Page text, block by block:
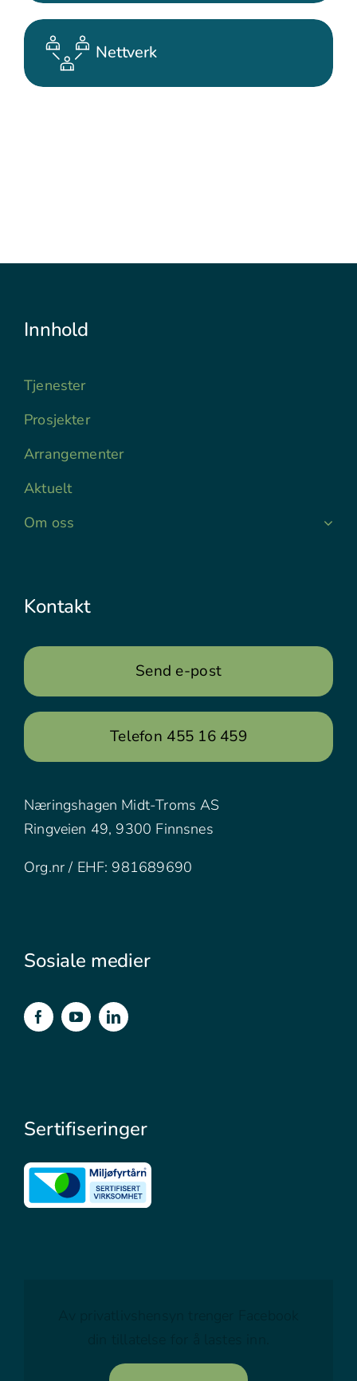
Nettverk
Innhold
Tjenester
Prosjekter
Arrangementer
Aktuelt
Om oss
Kontakt
Send e-post
Telefon 455 16 459
Næringshagen Midt-Troms AS
Ringveien 49, 9300 Finnsnes
Org.nr / EHF: 981689690
Sosiale medier
Sertifiseringer